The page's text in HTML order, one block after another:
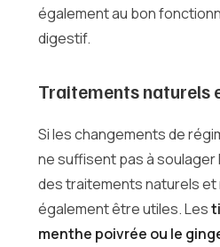
également au bon
digestif.
Traitements naturels
Si les changements de
ne suffisent pas à soulager
des traitements naturels et
également être utiles. Les
menthe poivrée ou le